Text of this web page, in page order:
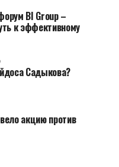
BI Group –
к эффективному
Садыкова?
акцию против